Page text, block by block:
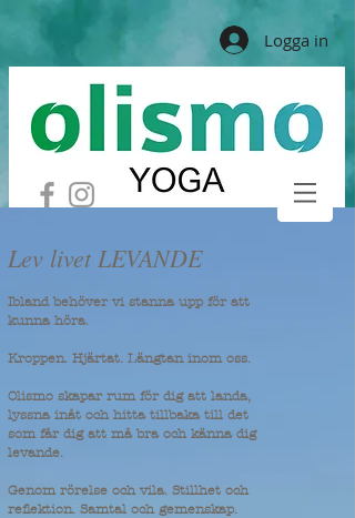
Logga in
Lev livet LEVANDE
Ibland behöver vi stanna upp för att
kunna höra.
Kroppen. Hjärtat. Längtan inom oss.
Olismo skapar rum för dig att landa,
lyssna inåt och hitta tillbaka till det
som får dig att må bra och känna dig
levande.
Genom rörelse och vila. Stillhet och
reflektion. Samtal och gemenskap.